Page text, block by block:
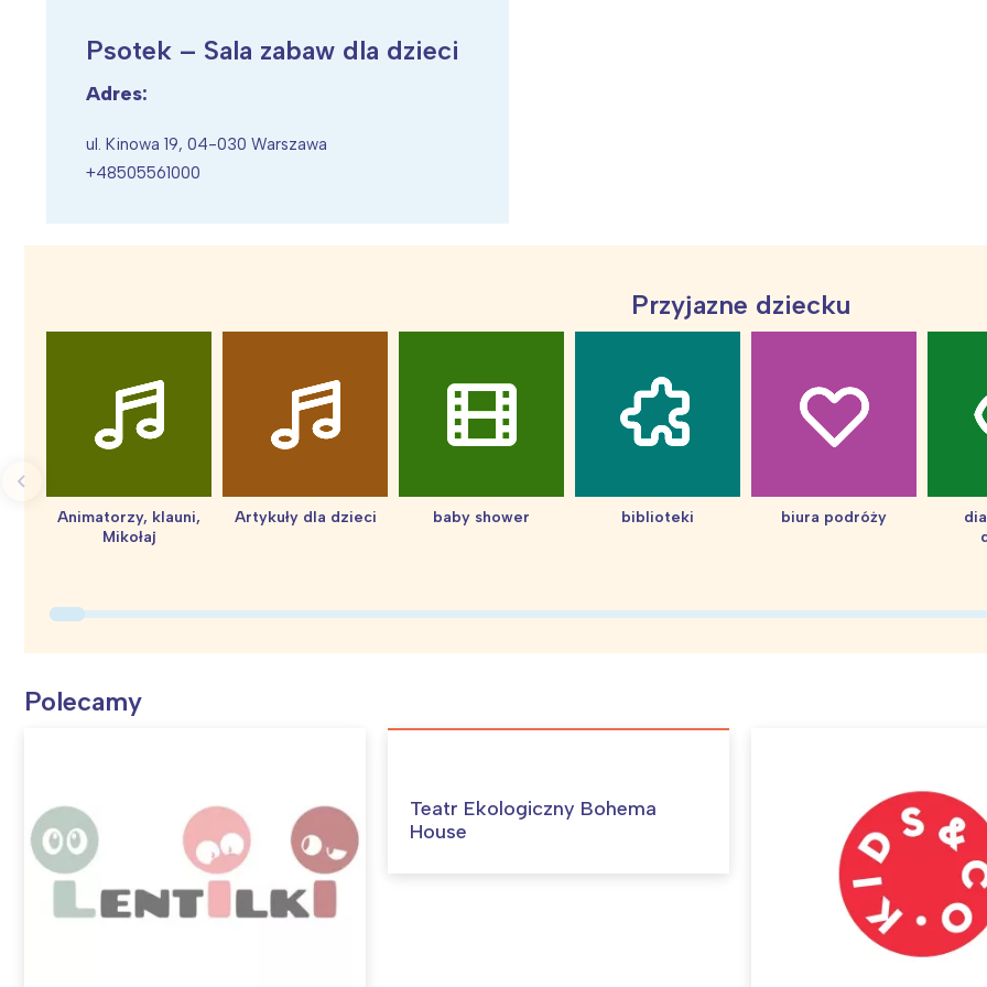
Psotek – Sala zabaw dla dzieci
Adres:
ul. Kinowa 19, 04-030 Warszawa
+48505561000
Przyjazne dziecku
Animatorzy, klauni,
Mikołaj
Artykuły dla dzieci baby shower biblioteki biura podróży
Polecamy
Teatr Ekologiczny Bohema
House